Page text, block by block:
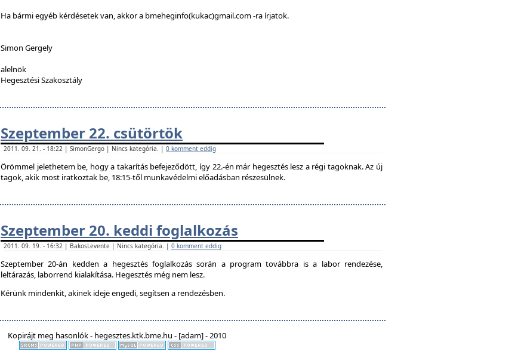
Ha bármi egyéb kérdésetek van, akkor a bmeheginfo(kukac)gmail.com -ra írjatok.
Simon Gergely
alelnök
Hegesztési Szakosztály
Szeptember 22. csütörtök
2011. 09. 21. - 18:22 | SimonGergo | Nincs kategória. | 0 komment eddig
Örömmel jelethetem be, hogy a takarítás befejeződött, így 22.-én már hegesztés lesz a régi tagoknak. Az új
tagok, akik most iratkoztak be, 18:15-től munkavédelmi előadásban részesülnek.
Szeptember 20. keddi foglalkozás
2011. 09. 19. - 16:32 | BakosLevente | Nincs kategória. | 0 komment eddig
Szeptember 20-án kedden a hegesztés foglalkozás során a program továbbra is a labor rendezése,
leltárazás, laborrend kialakítása. Hegesztés még nem lesz.
Kérünk mindenkit, akinek ideje engedi, segítsen a rendezésben.
Kopirájt meg hasonlók - hegesztes.ktk.bme.hu - [adam] - 2010